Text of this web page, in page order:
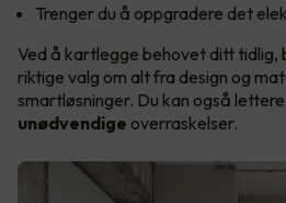
Trenger du å oppgradere det
Ved å kartlegge behovet ditt tidlig,
riktige valg om alt fra design og
smartløsninger. Du kan også
unødvendige overraskelser.